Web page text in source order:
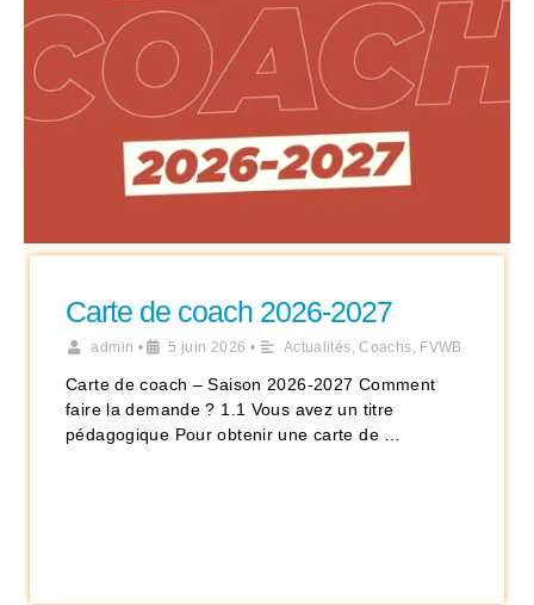
Carte de coach 2026-2027
admin • 5 juin 2026 • Actualités,Coachs, FVWB
Carte de coach – Saison 2026-2027 Comment
faire la demande ? 1.1 Vous avez un titre
pédagogique Pour obtenir une carte de …